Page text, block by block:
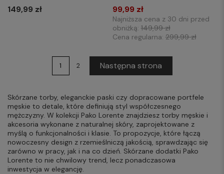
149,99 zł 99,99 zł
Najniższa cena z 30 dni przed
obniżką:149,99 zł
Cena regularna:299,99 zł
1 2 Następna strona
Skórzane torby, eleganckie paski czy dopracowane portfele
męskie to detale, które definiują styl współczesnego
mężczyzny. W kolekcji Pako Lorente znajdziesz torby męskie i
akcesoria wykonane z naturalnej skóry, zaprojektowane z
myślą o funkcjonalności i klasie. To propozycje, które łączą
nowoczesny design z rzemieślniczą jakością, sprawdzając się
zarówno w pracy, jak i na co dzień. Skórzane dodatki Pako
Lorente to nie chwilowy trend, lecz ponadczasowa
inwestycja w elegancję.